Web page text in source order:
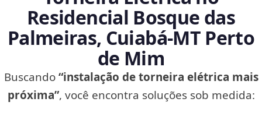
Residencial Bosque das
Palmeiras, Cuiabá‑MT Perto
de Mim
Buscando“instalação de torneira elétrica mais
próxima”, você encontra soluções sob medida: